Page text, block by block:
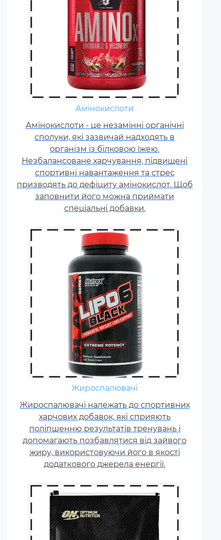
Амінокислоти
Амінокислоти - це незамінні органічні
сполуки, які зазвичай надходять в
організм із білковою їжею.
Незбалансоване харчування, підвищені
спортивні навантаження та стрес
призводять до дефіциту амінокислот. Щоб
заповнити його можна приймати
спеціальні добавки.
Жироспалювачі належать до
спортивних харчових добавок,
які сприяють поліпшенню
результатів тренувань і
допомагають позбавлятися від
зайвого жиру, використовуючи
його в якості додаткового
джерела енергії.
Жироспалювачі
Жироспалювачі належать до спортивних
харчових добавок, які сприяють
поліпшенню результатів тренувань і
допомагають позбавлятися від зайвого
жиру, використовуючи його в якості
додаткового джерела енергії.
Гейнер (від англ. Gain - приріст,
добавка) - харчова добавка при
спортивному харчуванні.
Містить, головним чином,
від чого залежить ціна товару) і
білок (як правило концентрат
сироваткового білка, але
зустрічаються і
мультикомпонентні за складом
білка гейнери).